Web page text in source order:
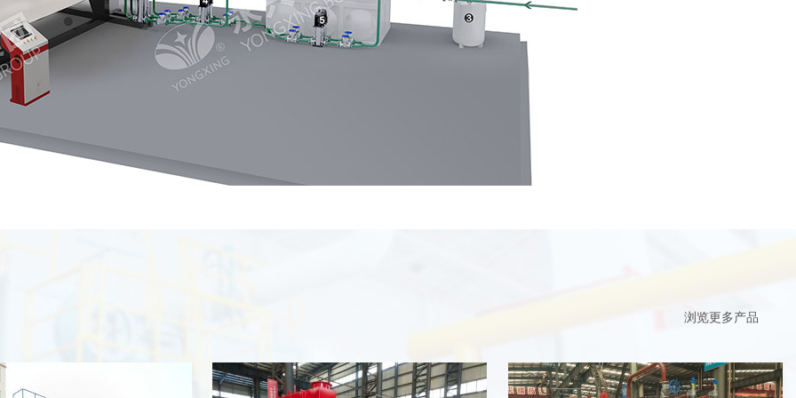
浏览更多产品